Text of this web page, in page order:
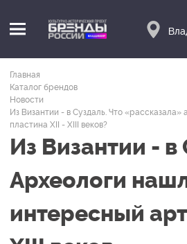
Главная
Каталог брендов
Новости
Из Византии - в Суздаль. Что «рассказала»
пластина XII - XIII веков?
Из Византии - в
Археологи
интересный